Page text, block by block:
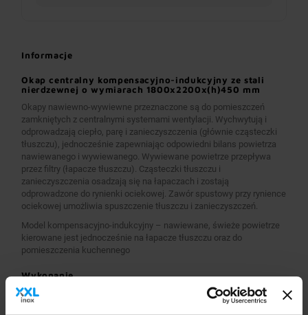
Informacje
Okap centralny kompensacyjno-indukcyjny ze stali
nierdzewnej o wymiarach 1800x2200x(h)450 mm
Okapy nawiewno-wywiewne przeznaczone są do pomieszczeń
zamkniętych z centralnymi systemami wentylacji. Wychwytują i
odprowadzają ciepło, parę i zanieczyszczenia (głównie cząsteczki
tłuszczu), jednocześnie zapewniając odpowiedni bilans powietrza
nawiewanego i wywiewanego. Wywiewane powietrze przepływa
przez filtry (łapacze tłuszczu). Cząsteczki tłuszczu i
zanieczyszczenia osadzają się na łapaczach i zostają
odprowadzone do rynienki ociekowej. Zawór spustowy przy rynience
ociekowej umożliwia spuszczenie tłuszczu i zanieczyszczeń.
Model kompensacyjno-indukcyjny – nawiewane, świeże powietrze
kierowane jest jednocześnie na łapacze tłuszczu oraz do
pomieszczenia kuchennego
Wykonanie
Okapy wykonane są z wysokogatunkowej stali nierdzewnej.